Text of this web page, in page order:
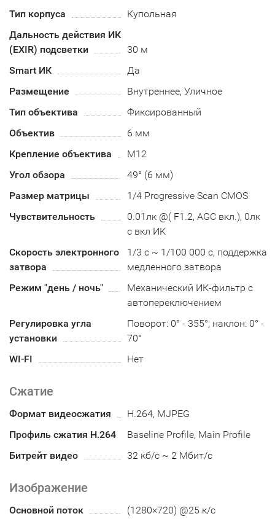
Тип корпуса
Купольная
Дальность действия ИК
(EXIR) подсветки
30 м
Smart ИК
Да
Размещение
Внутреннее, Уличное
Тип объектива
Фиксированный
Объектив
6 мм
Крепление объектива
М12
Угол обзора
49° (6 мм)
Размер матрицы
1/4 Progressive Scan CMOS
Чувствительность
0.01лк @( F1.2, AGC вкл.), 0лк
с вкл ИК
Скорость электронного
затвора
1/3 с ~ 1/100 000 с, поддержка
медленного затвора
Режим "день / ночь"
Механический ИК-фильтр с
автопереключением
Регулировка угла
установки
Поворот: 0° - 355°; наклон: 0° -
70°
WI-FI
Нет
Сжатие
Формат видеосжатия
H.264, MJPEG
Профиль сжатия H.264
Baseline Profile, Main Profile
Битрейт видео
32 кб/с ~ 2 Мбит/с
Изображение
Основной поток (1280×720) @25 к/с